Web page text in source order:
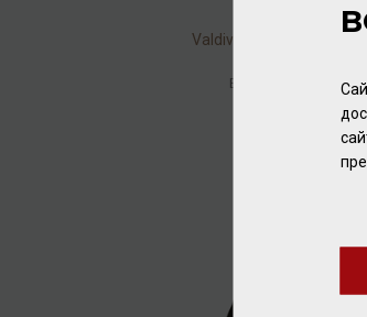
Valdivieso Rose 2020 12%
Вино